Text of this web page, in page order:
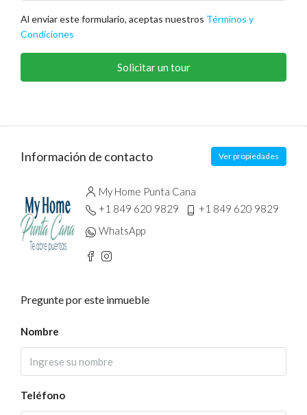
Al enviar este formulario, aceptas nuestros Términos y
Condiciones
Solicitar un tour
Información de contacto Ver propiedades
My Home Punta Cana
+1 849 620 9829
+1 849 620 9829
WhatsApp
Pregunte por este inmueble
Nombre
Teléfono